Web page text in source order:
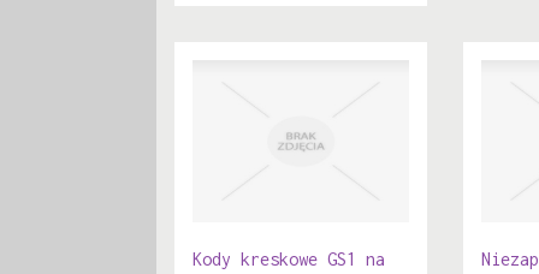
Kody kreskowe GS1 na